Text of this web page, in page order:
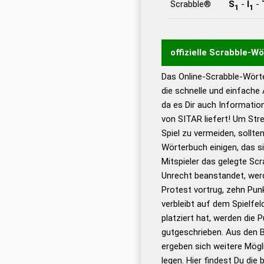
Scrabble® S1 - I1 -
offizielle Scrabble-
Wortwurzel liefert mit
Wortanalyse-
Wortbedeutung,
Gültigkeit eines
bestimmen!
Wörterbücher sind:
Das Online-Scrabble-
die schnelle und
da es Dir auch
von SITAR liefert! Um
Spiel zu vermeiden,
Wörterbuch einigen, das
Mitspieler das gelegte
Unrecht beanstandet,
Protest vortrug, zehn
verbleibt auf dem
platziert hat, werden die
gutgeschrieben. Aus den
ergeben sich weitere
legen. Hier findest Du die